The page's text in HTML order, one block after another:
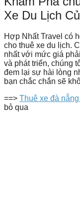
Xe Du Lịch
Hợp Nhất Travel có
cho thuê xe du lịch.
nhất với mức giá
và phát triển, chúng
đem lại sự hài lòng
bạn chắc chắn sẽ
==> Thuê xe đà
bỏ qua